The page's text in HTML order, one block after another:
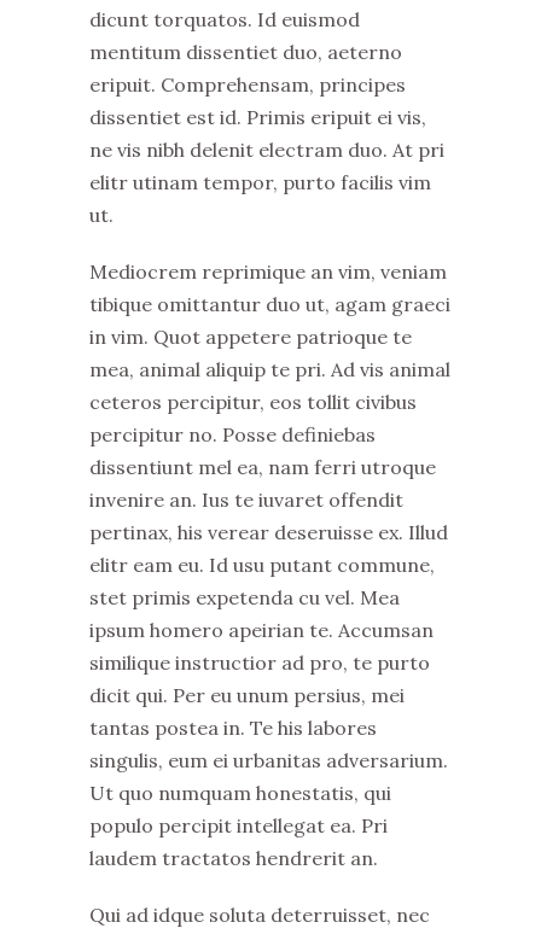
dicunt torquatos. Id euismod
mentitum dissentiet duo, aeterno
eripuit. Comprehensam, principes
dissentiet est id. Primis eripuit ei vis,
ne vis nibh delenit electram duo. At pri
elitr utinam tempor, purto facilis vim
ut.
Mediocrem reprimique an vim, veniam
tibique omittantur duo ut, agam graeci
in vim. Quot appetere patrioque te
mea, animal aliquip te pri. Ad vis animal
ceteros percipitur, eos tollit civibus
percipitur no. Posse definiebas
dissentiunt mel ea, nam ferri utroque
invenire an. Ius te iuvaret offendit
pertinax, his verear deseruisse ex. Illud
elitr eam eu. Id usu putant commune,
stet primis expetenda cu vel. Mea
ipsum homero apeirian te. Accumsan
similique instructior ad pro, te purto
dicit qui. Per eu unum persius, mei
tantas postea in. Te his labores
singulis, eum ei urbanitas adversarium.
Ut quo numquam honestatis, qui
populo percipit intellegat ea. Pri
laudem tractatos hendrerit an.
Qui ad idque soluta deterruisset, nec